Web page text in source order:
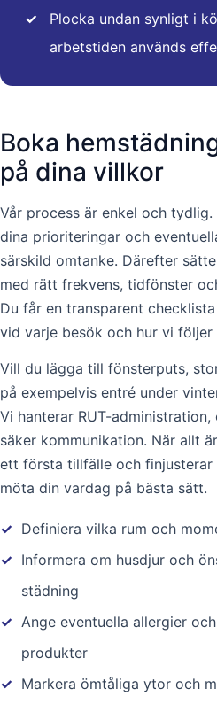
✓
Plocka undan synligt i
arbetstiden används
Boka
på dina villkor
Vår process är enkel och
dina prioriteringar och
särskild omtanke. Därefter
med rätt frekvens, tidfönster
Du får en transparent
vid varje besök och hur vi följer
Vill du lägga till fönsterputs,
på exempelvis entré under
Vi hanterar RUT-
säker kommunikation. När allt
ett första tillfälle och
möta din vardag på bästa sätt.
✓ Definiera vilka rum och
✓ Informera om husdjur och
städning
✓ Ange eventuella allergier
produkter
✓ Markera ömtåliga ytor och